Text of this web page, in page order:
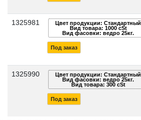
1325981
Цвет продукции: Стандартный
Вид товара: 1000 cSt
Вид фасовки: ведро 25кг.
Под заказ
1325990
Цвет продукции: Стандартный
Вид фасовки: ведро 25кг.
Вид товара: 300 cSt
Под заказ